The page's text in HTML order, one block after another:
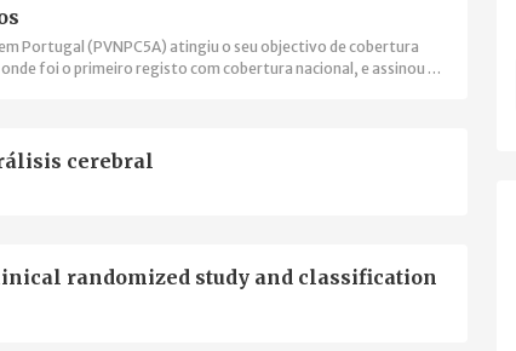
Portugal (PVNPC5A) atingiu o seu objectivo de cobertura
foi o primeiro registo com cobertura nacional, e assinou o
cerebral
randomized study and classification